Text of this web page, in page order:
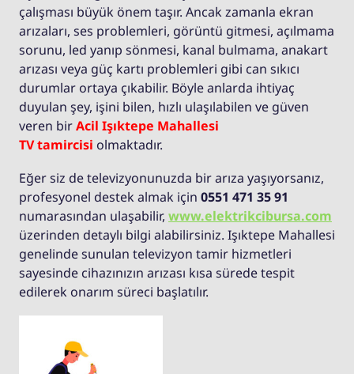
çalışması büyük önem taşır. Ancak zamanla ekran
arızaları, ses problemleri, görüntü gitmesi, açılmama
sorunu, led yanıp sönmesi, kanal bulmama, anakart
arızası veya güç kartı problemleri gibi can sıkıcı
durumlar ortaya çıkabilir. Böyle anlarda ihtiyaç
duyulan şey, işini bilen, hızlı ulaşılabilen ve güven
veren birAcil Işıktepe Mahallesi
TV tamircisi olmaktadır.
Eğer siz de televizyonunuzda bir arıza yaşıyorsanız,
profesyonel destek almak için 0551 471 35 91
numarasından ulaşabilir, www.elektrikcibursa.com
üzerinden detaylı bilgi alabilirsiniz. Işıktepe Mahallesi
genelinde sunulan televizyon tamir hizmetleri
sayesinde cihazınızın arızası kısa sürede tespit
edilerek onarım süreci başlatılır.